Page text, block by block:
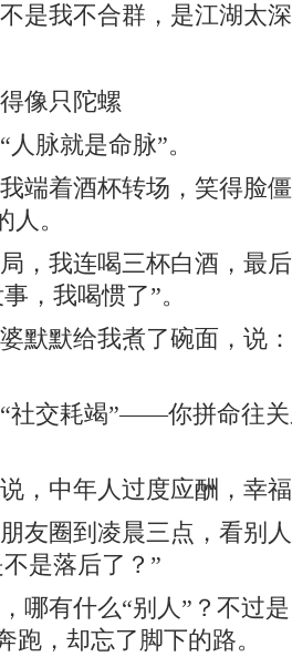
是我不合群，是江湖太
像只陀螺
脉就是命脉”。
端着酒杯转场，笑得脸
人。
，我连喝三杯白酒，最
，我喝惯了”。
默默给我煮了碗面，说
社交耗竭”——你拼命往
，中年人过度应酬，幸
友圈到凌晨三点，看别
是落后了？”
哪有什么“别人”？不过
跑，却忘了脚下的路。